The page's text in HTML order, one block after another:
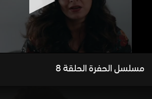
مسلسل الحفرة الحلقة 8